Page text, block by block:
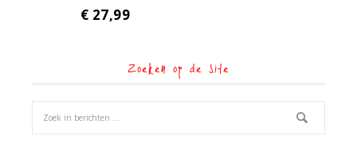
€ 27,99
Zoeken op de site